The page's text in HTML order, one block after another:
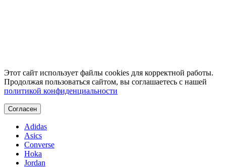
Этот сайт использует файлы cookies для корректной работы.
Продолжая пользоваться сайтом, вы соглашаетесь с нашей
политикой конфиденциальности
Согласен
Adidas
Asics
Converse
Hoka
Jordan